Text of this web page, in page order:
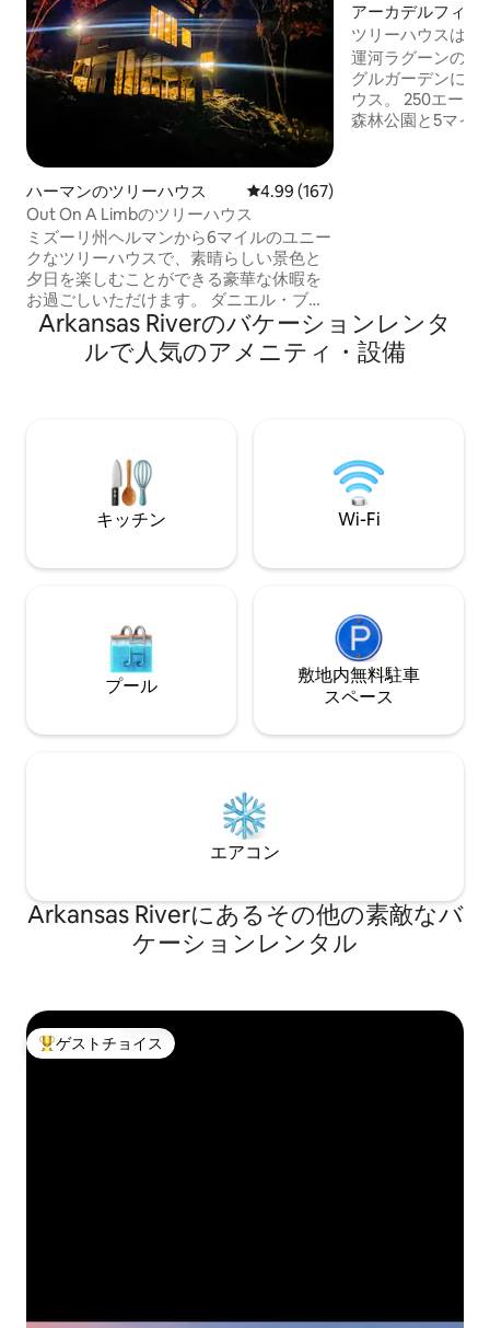
ハーマンのツリーハウス レビュー167件、5つ星中4.99つ
4.99 (167)
Out On A Limbのツリーハウス
ミズーリ州ヘルマンから6マイルのユニー
クなツリーハウスで、素晴らしい景色と
夕日を楽しむことができる豪華な休暇を
お過ごしいただけます。 ダニエル・ブー
ン自然保護区の近くにある高層建築で、
静けさ、ハイキング、野生動物を楽しめ
ます。 天窓の下にあるキングサイズのベ
クリングやリラックスに最適です。 ハー
マンのワイナリー、ショップ、イベント
を探索しましょう。 ハーマンからは、ト
ロリーバス、Uber、Lyftでの移動が可能
アーカデルフィア
ウス
ツリーハウスは静
す。
運河ラグーンのあ
グルガーデンにあ
ウス。 250エーカーの私有地の成熟した
森林公園と5マイル
す。 マスターベッドとロフトの二段ベッ
ド2台。
Arkansas Riverのバケーションレンタ
ルで人気のアメニティ・設備
キッチン Wi-Fi
プール
敷地内無料駐⁠車
ス⁠ペ⁠ー⁠ス
エアコン
Arkansas Riverにあるその他の素敵なバ
ケーションレンタル
大好評のゲストチョイスです。
ゲストチョイス